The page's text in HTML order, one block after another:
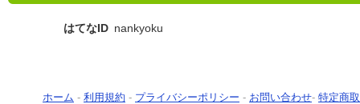
はてなID nankyoku
ホーム - 利用規約 - プライバシーポリシー - お問い合わせ- 特定商